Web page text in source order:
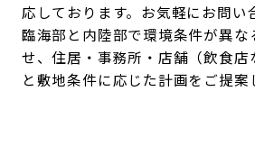
応しております。お気軽にお問い
臨海部と内陸部で環境条件が異な
せ、住居・事務所・店舗（飲食店
と敷地条件に応じた計画をご提案